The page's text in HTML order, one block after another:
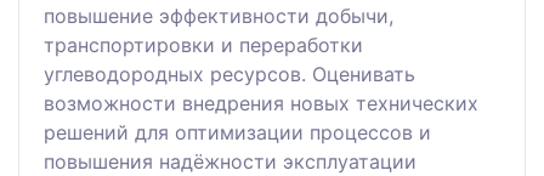
повышение эффективности добычи,
транспортировки и переработки
углеводородных ресурсов. Оценивать
возможности внедрения новых технических
решений для оптимизации процессов и
повышения надёжности эксплуатации